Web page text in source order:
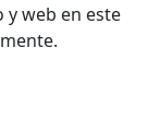
web en este